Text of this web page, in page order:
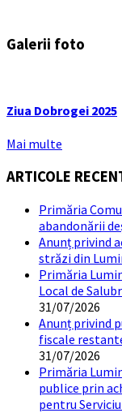
Galerii foto
Ziua Dobrogei 2025
Mai multe
ARTICOLE
Primăria
abandonării
Anunț privind
străzi din
Primăria
Local de
31/07/2026
Anunț privind
fiscale
31/07/2026
Primăria
publice prin
pentru